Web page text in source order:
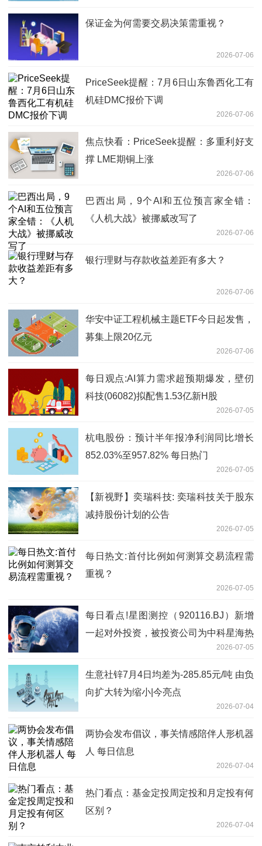
保证金为何需要交易决策需重视？
2026-07-06
PriceSeek提醒：7月6日山东鲁西化工有
机硅DMC报价下调
2026-07-06
焦点快看：PriceSeek提醒：多重利好支
撑 LME期铜上涨
2026-07-06
巴西出局，9个AI和五位预言家全错：
《人机大战》被挪威改写了
2026-07-06
银行理财与存款收益差距有多大？
2026-07-06
华安中证工程机械主题ETF今日起发售，
募集上限20亿元
2026-07-06
每日观点:AI算力需求超预期爆发，壁仞
科技(06082)拟配售1.53亿新H股
2026-07-05
杭电股份：预计半年报净利润同比增长
852.03%至957.82% 每日热门
2026-07-05
【新视野】奕瑞科技: 奕瑞科技关于股东
减持股份计划的公告
2026-07-05
每日热文:首付比例如何测算交易流程需
重视？
2026-07-05
每日看点!星图测控（920116.BJ）新增
一起对外投资，被投资公司为中科星海热
2026-07-05
生意社锌7月4日均差为-285.85元/吨 由负
向扩大转为缩小|今亮点
2026-07-04
两协会发布倡议，事关情感陪伴人形机器
人 每日信息
2026-07-04
热门看点：基金定投周定投和月定投有何
区别？
2026-07-04